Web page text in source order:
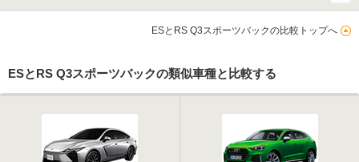
ESとRS Q3スポーツバックの比較トップへ
ESとRS Q3スポーツバックの類似車種と比較する